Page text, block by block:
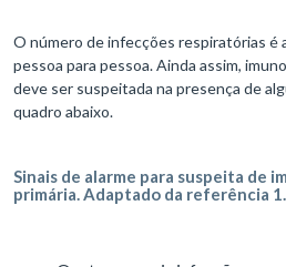
O número de infecções respiratórias é
pessoa para pessoa. Ainda assim,
deve ser suspeitada na presença de
quadro abaixo.
Sinais de alarme para suspeita de
primária. Adaptado da referência 1.